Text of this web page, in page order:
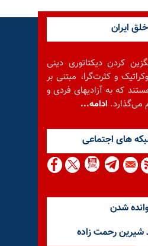
ایران
کردن دیکتاتوری دینی
و کثرت‌گرا، مبتنی بر
که به آزادیهای فردی و
می‌گذارد. ادامه...
هاى اجتماعى
شدن
شیرین رحمت زاده